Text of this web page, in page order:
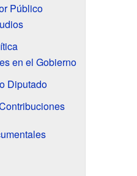
Público
en el Gobierno
Diputado